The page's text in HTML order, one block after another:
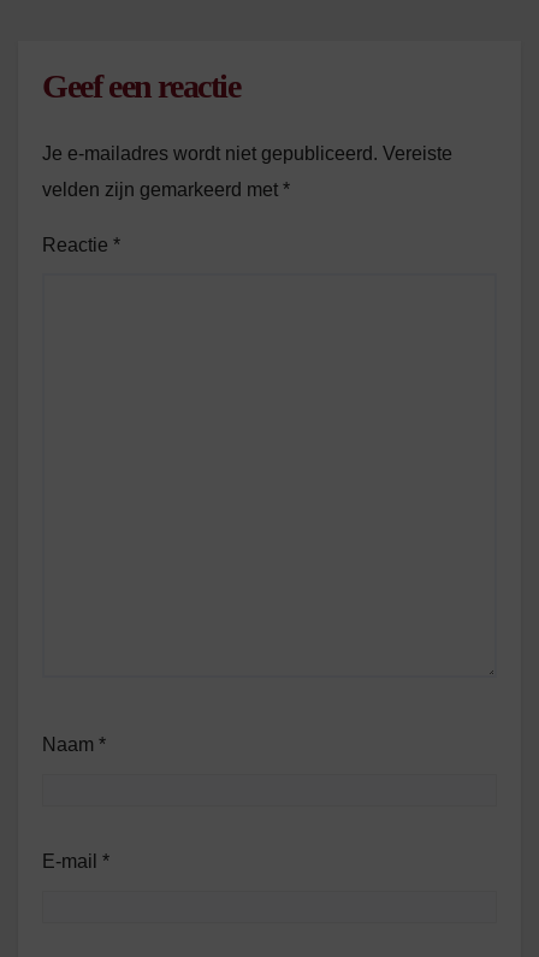
Geef een reactie
Je e-mailadres wordt niet gepubliceerd. Vereiste
velden zijn gemarkeerd met *
Reactie *
Naam *
E-mail *